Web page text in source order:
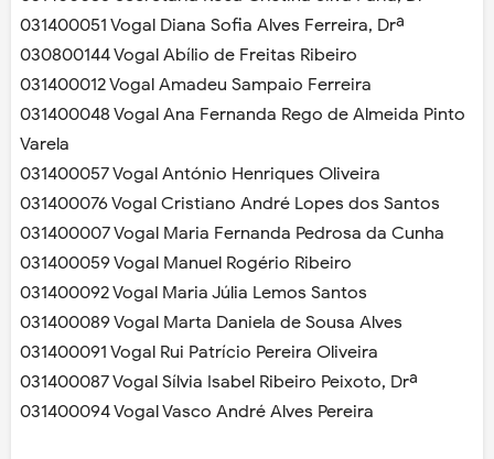
031400051 Vogal Diana Sofia Alves Ferreira, Drª
030800144 Vogal Abílio de Freitas Ribeiro
031400012 Vogal Amadeu Sampaio Ferreira
031400048 Vogal Ana Fernanda Rego de Almeida Pinto
Varela
031400057 Vogal António Henriques Oliveira
031400076 Vogal Cristiano André Lopes dos Santos
031400007 Vogal Maria Fernanda Pedrosa da Cunha
031400059 Vogal Manuel Rogério Ribeiro
031400092 Vogal Maria Júlia Lemos Santos
031400089 Vogal Marta Daniela de Sousa Alves
031400091 Vogal Rui Patrício Pereira Oliveira
031400087 Vogal Sílvia Isabel Ribeiro Peixoto, Drª
031400094 Vogal Vasco André Alves Pereira